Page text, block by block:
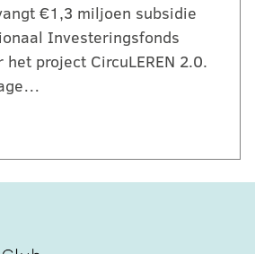
€1,3 miljoen subsidie
Investeringsfonds
project CircuLEREN 2.0.